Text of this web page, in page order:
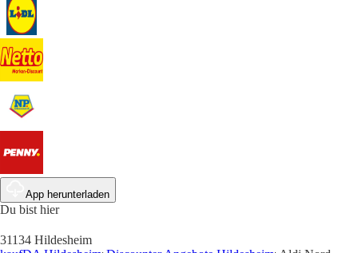
App herunterladen
Du bist hier
31134 Hildesheim